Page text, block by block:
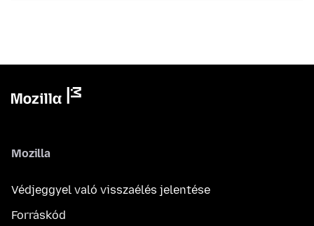
Mozilla
Védjeggyel való visszaélés jelentése
Forráskód